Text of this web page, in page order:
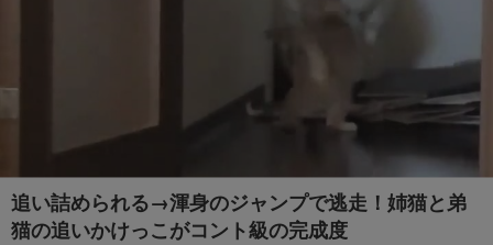
追い詰められる→渾身のジャンプで逃走！姉猫と弟
猫の追いかけっこがコント級の完成度